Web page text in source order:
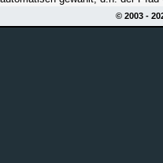
oder Steam-Version.
Steam-Verzeichnis
© 2003 -